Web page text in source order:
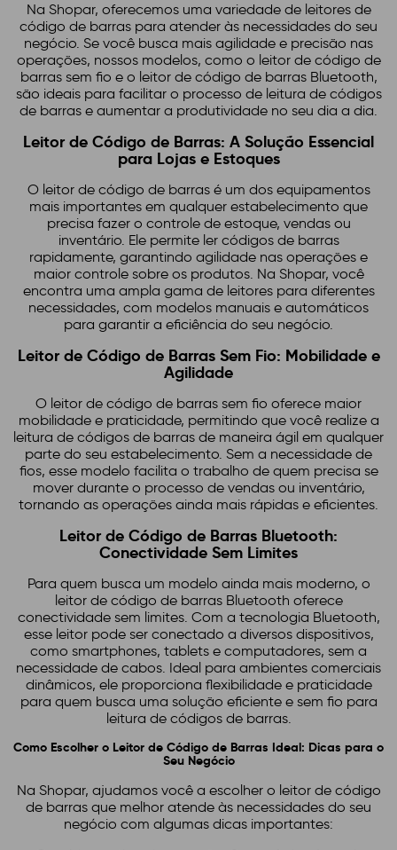
Na Shopar, oferecemos uma variedade de leitores de
código de barras para atender às necessidades do seu
negócio. Se você busca mais agilidade e precisão nas
operações, nossos modelos, como o leitor de código de
barras sem fio e o leitor de código de barras Bluetooth,
são ideais para facilitar o processo de leitura de códigos
de barras e aumentar a produtividade no seu dia a dia.
Leitor de Código de Barras: A Solução Essencial
para Lojas e Estoques
O leitor de código de barras é um dos equipamentos
mais importantes em qualquer estabelecimento que
precisa fazer o controle de estoque, vendas ou
inventário. Ele permite ler códigos de barras
rapidamente, garantindo agilidade nas operações e
maior controle sobre os produtos. Na Shopar, você
encontra uma ampla gama de leitores para diferentes
necessidades, com modelos manuais e automáticos
para garantir a eficiência do seu negócio.
Leitor de Código de Barras Sem Fio: Mobilidade e
Agilidade
O leitor de código de barras sem fio oferece maior
mobilidade e praticidade, permitindo que você realize a
leitura de códigos de barras de maneira ágil em qualquer
parte do seu estabelecimento. Sem a necessidade de
fios, esse modelo facilita o trabalho de quem precisa se
mover durante o processo de vendas ou inventário,
tornando as operações ainda mais rápidas e eficientes.
Leitor de Código de Barras Bluetooth:
Conectividade Sem Limites
Para quem busca um modelo ainda mais moderno, o
leitor de código de barras Bluetooth oferece
conectividade sem limites. Com a tecnologia Bluetooth,
esse leitor pode ser conectado a diversos dispositivos,
como smartphones, tablets e computadores, sem a
necessidade de cabos. Ideal para ambientes comerciais
dinâmicos, ele proporciona flexibilidade e praticidade
para quem busca uma solução eficiente e sem fio para
leitura de códigos de barras.
Como Escolher o Leitor de Código de Barras Ideal: Dicas para o
Seu Negócio
Na Shopar, ajudamos você a escolher o leitor de código
de barras que melhor atende às necessidades do seu
negócio com algumas dicas importantes: